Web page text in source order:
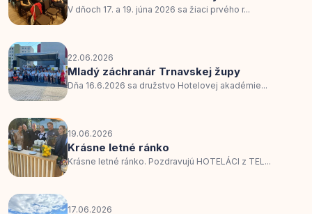
V dňoch 17. a 19. júna 2026 sa žiaci prvého r...
22.06.2026
Mladý záchranár Trnavskej župy
Dňa 16.6.2026 sa družstvo Hotelovej akadémie...
19.06.2026
Krásne letné ránko
Krásne letné ránko. Pozdravujú HOTELÁCI z TEL...
17.06.2026